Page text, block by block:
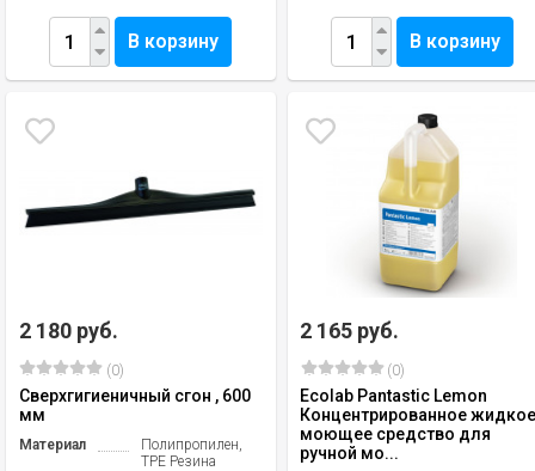
В корзину В корзину
2 180 руб.
(0)
Сверхгигиеничный сгон , 600
мм
Материал
Полипропилен,
TPE Резина
2 165 руб.
(0)
Ecolab Pantastic Lemon
Концентрированное
моющее средство для
ручной мо...